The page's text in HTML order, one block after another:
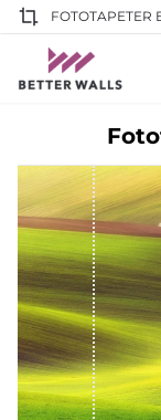
FOTOTAPETER